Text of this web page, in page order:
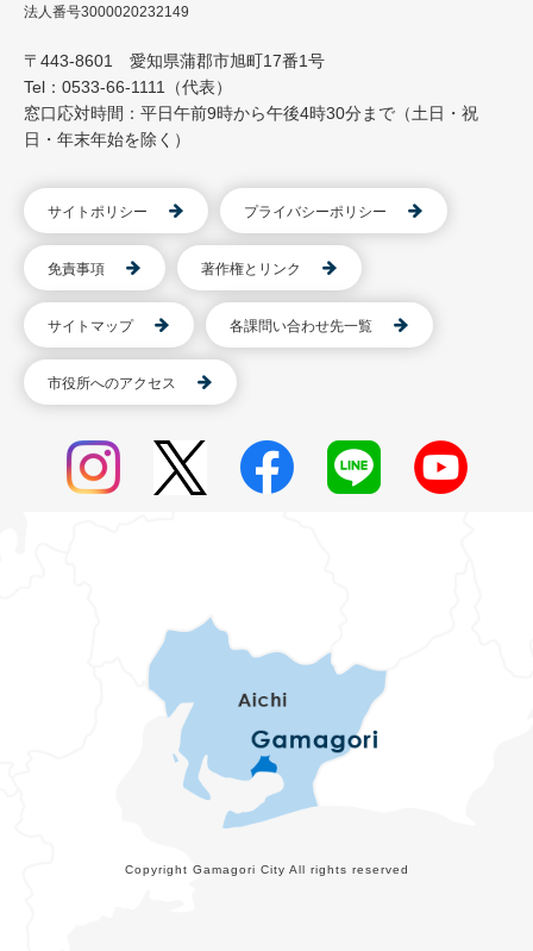
法人番号3000020232149
〒443-8601 愛知県蒲郡市旭町17番1号
Tel：0533-66-1111（代表）
窓口応対時間：平日午前9時から午後4時30分まで（土日・祝
日・年末年始を除く）
サイトポリシー プライバシーポリシー
免責事項 著作権とリンク
サイトマップ 各課問い合わせ先一覧
市役所へのアクセス
Copyright Gamagori City All rights reserved